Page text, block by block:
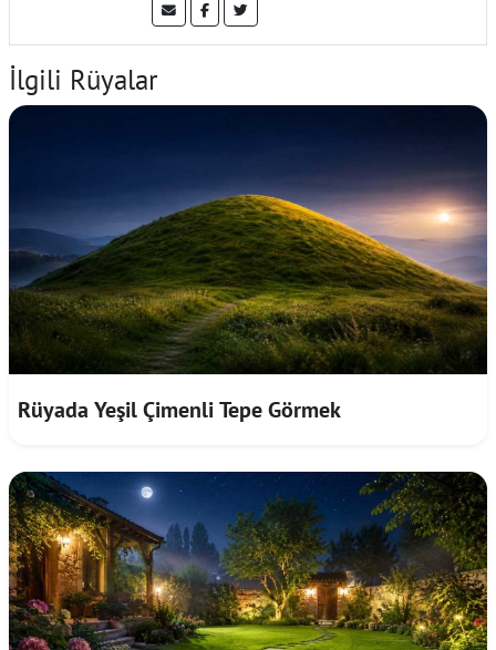
İlgili Rüyalar
Rüyada Yeşil Çimenli Tepe Görmek